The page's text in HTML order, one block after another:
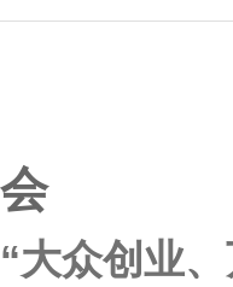
会
“大众创业